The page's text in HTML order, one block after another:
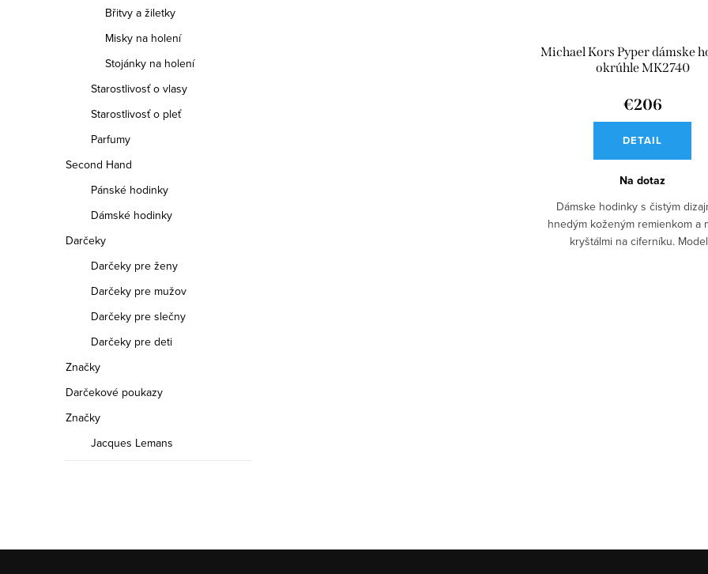
Břitvy a žiletky
Misky na holení
Stojánky na holení
Starostlivosť o vlasy
Starostlivosť o pleť
Parfumy
Second Hand
Pánské hodinky
Dámské hodinky
Darčeky
Darčeky pre ženy
Darčeky pre mužov
Darčeky pre slečny
Darčeky pre deti
Značky
Darčekové poukazy
Značky
Jacques Lemans
Michael Kors Pyper dámske
okrúhle MK2740
€206
DETAIL
Na dotaz
Dámske hodinky s čistým
hnedým koženým remienkom a
kryštálmi na ciferníku.